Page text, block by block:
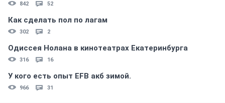
842 52
Как сделать пол по лагам
302 2
Одиссея Нолана в кинотеатрах Екатеринбурга
316 16
У кого есть опыт EFB акб зимой.
966 31